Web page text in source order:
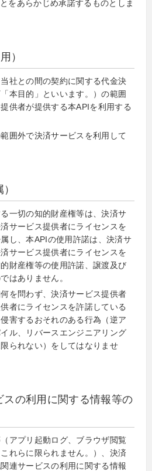
をあらかじめ承諾するものとしま
）
社との間の契約に関する代金決
本目的」といいます。）の範囲
供者が提供する本APIを利用する
囲外で決済サービスを利用して
一切の知的財産権等は、決済サ
サービス提供者にライセンスを
し、本APIの使用許諾は、決済サ
サービス提供者にライセンスを
財産権等の使用許諾、譲渡及び
はありません。
を問わず、決済サービス提供者
者にライセンスを許諾している
害するおそれのある行為（逆ア
ル、リバースエンジニアリング
られない）をしてはなりませ
の利用に関する情報等の
アプリ起動ログ、ブラウザ閲覧
れらに限られません。）、決済
連サービスの利用に関する情報